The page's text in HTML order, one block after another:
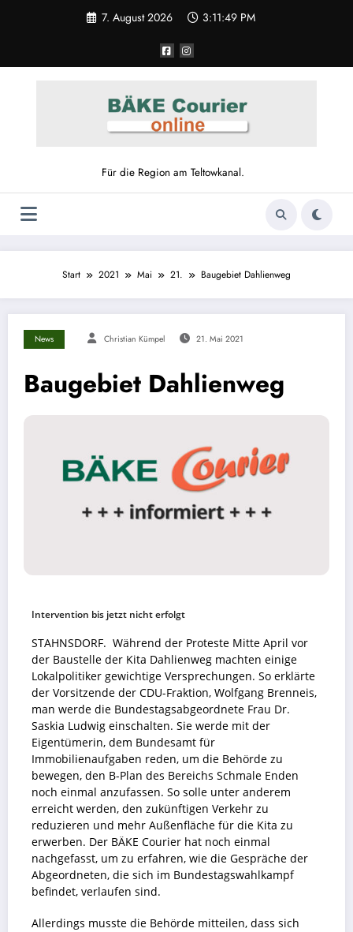
7. August 2026 3:11:49 PM
Für die Region am Teltowkanal.
Start 2021 Mai 21. Baugebiet Dahlienweg
News Christian Kümpel 21. Mai 2021
Baugebiet Dahlienweg
Intervention bis jetzt nicht erfolgt
STAHNSDORF. Während der Proteste Mitte April vor
der Baustelle der Kita Dahlienweg machten einige
Lokalpolitiker gewichtige Versprechungen. So erklärte
der Vorsitzende der CDU-Fraktion, Wolfgang Brenneis,
man werde die Bundestagsabgeordnete Frau Dr.
Saskia Ludwig einschalten. Sie werde mit der
Eigentümerin, dem Bundesamt für
Immobilienaufgaben reden, um die Behörde zu
bewegen, den B-Plan des Bereichs Schmale Enden
noch einmal anzufassen. So solle unter anderem
erreicht werden, den zukünftigen Verkehr zu
reduzieren und mehr Außenfläche für die Kita zu
erwerben. Der BÄKE Courier hat noch einmal
nachgefasst, um zu erfahren, wie die Gespräche der
Abgeordneten, die sich im Bundestagswahlkampf
befindet, verlaufen sind.
Allerdings musste die Behörde mitteilen, dass sich